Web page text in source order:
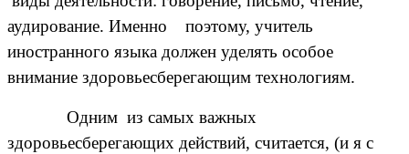
аудирование. Именно поэтому, учитель
иностранного языка должен уделять особое
внимание здоровьесберегающим технологиям.
Одним из самых важных
здоровьесберегающих действий, считается, (и я с